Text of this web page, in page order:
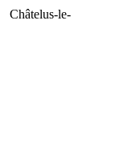
Châtelus-le-